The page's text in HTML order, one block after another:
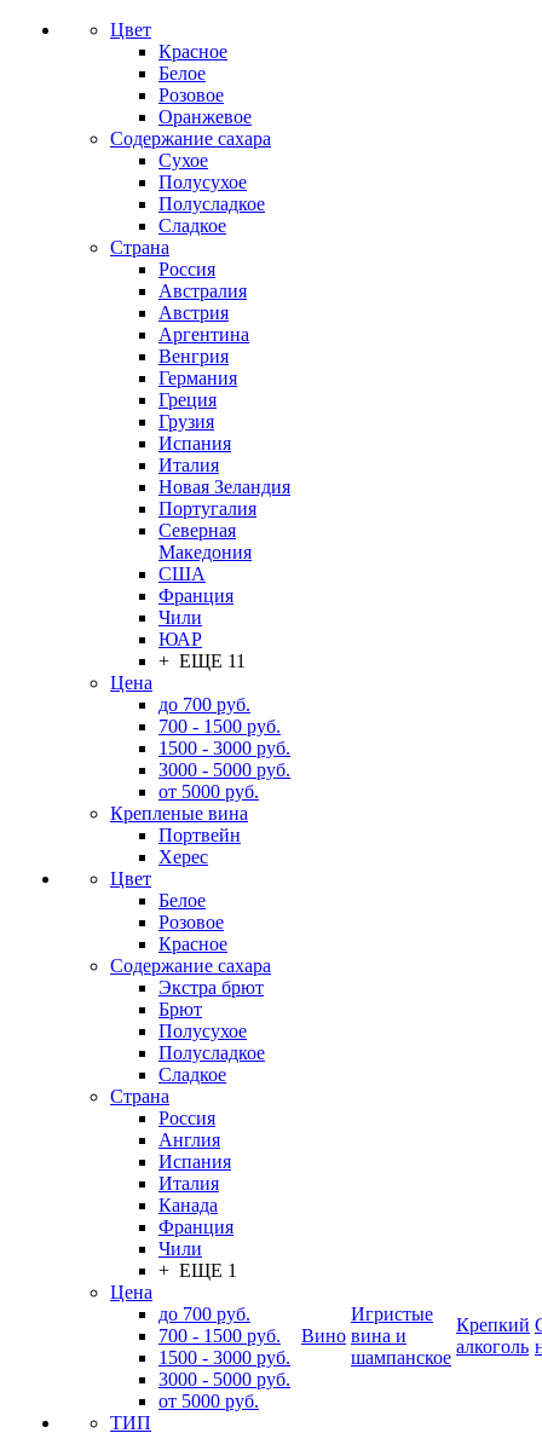
Цвет
Красное
Белое
Розовое
Оранжевое
Содержание сахара
Сухое
Полусухое
Полусладкое
Сладкое
Страна
Россия
Австралия
Австрия
Аргентина
Венгрия
Германия
Греция
Грузия
Испания
Италия
Новая Зеландия
Португалия
Северная
Македония
США
Франция
Чили
ЮАР
+ ЕЩЕ 11
Цена
до 700 руб.
700 - 1500 руб.
1500 - 3000 руб.
3000 - 5000 руб.
от 5000 руб.
Крепленые вина
Портвейн
Херес
Цвет
Белое
Розовое
Красное
Содержание сахара
Экстра брют
Брют
Полусухое
Полусладкое
Сладкое
Страна
Россия
Англия
Испания
Италия
Канада
Франция
Чили
+ ЕЩЕ 1
Цена
до 700 руб.
700 - 1500 руб.
1500 - 3000 руб.
3000 - 5000 руб.
от 5000 руб.
ТИП
Вино
Игристые
вина и
шампанское
Крепкий
алкоголь